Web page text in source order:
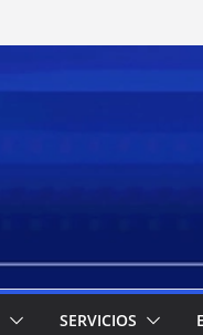
SERVICIOS